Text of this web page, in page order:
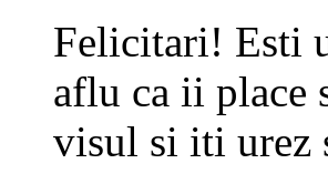
Felicitari! Esti
aflu ca ii place
visul si iti urez